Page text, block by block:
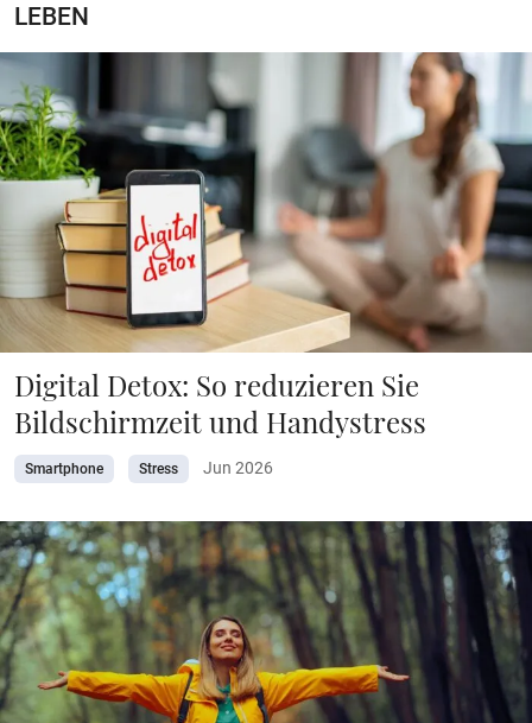
LEBEN
Digital Detox: So reduzieren Sie
Bildschirmzeit und Handystress
Smartphone Stress Jun 2026